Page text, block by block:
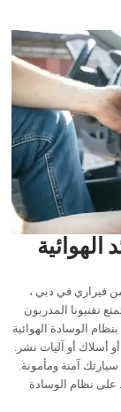
من فيراري في دبي ،
تقنيونا المدربون
الوسادة الهوائية
أسلاك أو آليات نشر.
آمنة ومأمونة.
على نظام الوسادة